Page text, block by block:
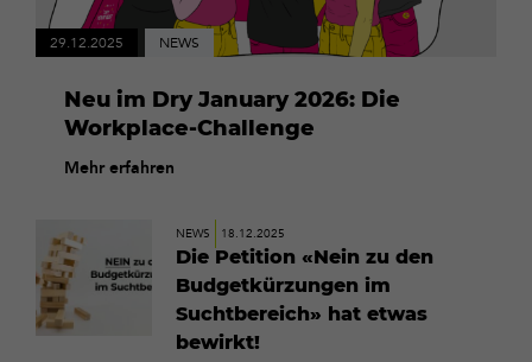
NEWS
29.12.2025
Neu im Dry January 2026: Die
Workplace-Challenge
Mehr erfahren
NEWS 18.12.2025
Die Petition «Nein zu den
Budgetkürzungen im
Suchtbereich» hat etwas
bewirkt!
Mehr
erfahren